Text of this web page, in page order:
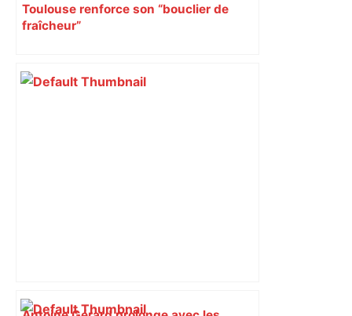
Toulouse renforce son “bouclier de
fraîcheur”